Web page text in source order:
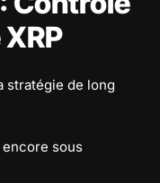
stratégie de long
encore sous